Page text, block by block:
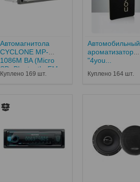
Автомагнитола
CYCLONE MP-
1086M BA (Micro
SD, Bluetooth, FM,
USB,12...
Куплено 169 шт.
Автомобильный
ароматизатор
"4you...
Куплено 164 шт.